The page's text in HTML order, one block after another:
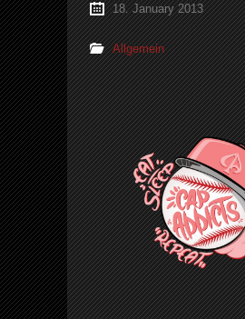
18. January 2013
Allgemein